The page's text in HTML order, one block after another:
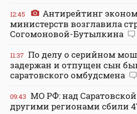
12:45
Антирейтинг
министерств возглавила
Согомоновой-Бутылкина
11:37 По делу о серийном
задержан и отпущен сын
саратовского омбудсмена
09:43 МО РФ: над
другими регионами сбили